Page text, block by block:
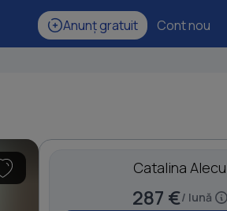
Anunț gratuit Cont nou
Catalina Alecu
287 €/ lună